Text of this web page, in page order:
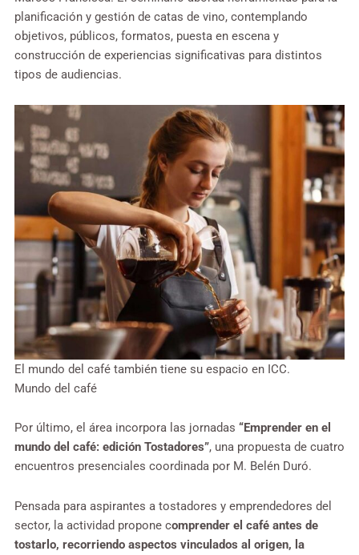
planificación y gestión de catas de vino, contemplando
objetivos, públicos, formatos, puesta en escena y
construcción de experiencias significativas para distintos
tipos de audiencias.
El mundo del café también tiene su espacio en ICC.
Mundo del café
Por último, el área incorpora las jornadas “Emprender en el
mundo del café: edición Tostadores”, una propuesta de cuatro
encuentros presenciales coordinada por M. Belén Duró.
Pensada para aspirantes a tostadores y emprendedores del
sector, la actividad propone comprender el café antes de
tostarlo, recorriendo aspectos vinculados al origen, la